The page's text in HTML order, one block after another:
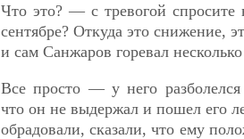
Что это? — с тревогой
сентябре? Откуда это снижение,
и сам Санжаров горевал
Все просто — у него разболелся
что он не выдержал и пошел его
обрадовали, сказали, что ему